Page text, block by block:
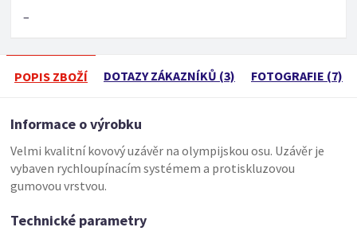
–
POPIS ZBOŽÍ DOTAZY ZÁKAZNÍKŮ (3) FOTOGRAFIE (7)
Informace o výrobku
Velmi kvalitní kovový uzávěr na olympijskou osu. Uzávěr je
vybaven rychloupínacím systémem a protiskluzovou
gumovou vrstvou.
Technické parametry